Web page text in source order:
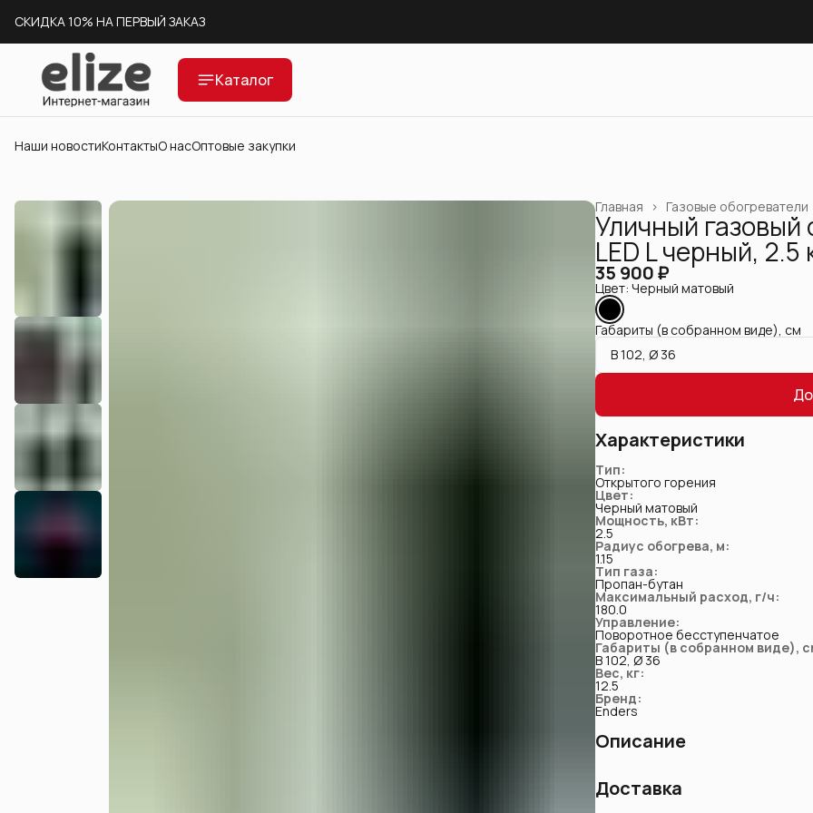
СКИДКА 10% НА ПЕРВЫЙ ЗАКАЗ
СКЛАД В МОСКВЕ
ДОСТАВКА ПО ВСЕЙ РОССИИ
Каталог
Наши новостиКонтактыО насОптовые закупки
Газовые обогреватели
Главная ›
Уличный газовый
LED L черный, 2.5
35 900 ₽
Цвет: Черный матовый
Габариты (в собранном виде), см
В 102, Ø 36
Характеристики
Тип:
Открытого горения
Цвет:
Черный матовый
Мощность, кВт:
2.5
Радиус обогрева, м:
1.15
Тип газа:
Пропан-бутан
Максимальный расход, г/ч:
180.0
Управление:
Поворотное бесступенчатое
Габариты (в собранном виде),
В 102, Ø 36
Вес, кг:
12.5
Бренд:
Enders
Описание
Уличный газовый камин Enders
пламени. Премиальный дизайн со
Доставка